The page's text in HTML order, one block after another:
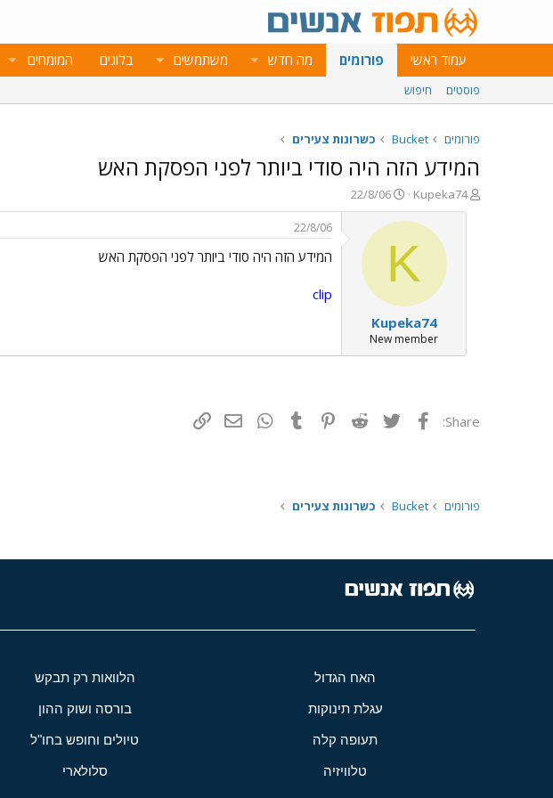
עמוד ראשי פורומים מה חדש משתמשים בלוגים המומחים
פוסטים חיפוש
פורומים Bucket כשרונות צעירים
המידע הזה היה סודי ביותר לפני הפסקת האש
פ
ו
Kupeka74
פ
ו
ר
א
ר
י
ך
22/8/06
K
Kupeka74
New member
22/8/06
המידע הזה היה סודי ביותר לפני הפסקת האש
clip
Share: פייסבוק Twitter
Reddit
Pinterest
Tumblr
WhatsAppדואר אלקטרוני
פורומים Bucket כשרונות צעירים
האח הגדול הלוואות רק תבקש
עגלת תינוקות בורסה ושוק ההון
תעופה קלה טיולים וחופש בחו"ל
טלוויזיה סלולארי